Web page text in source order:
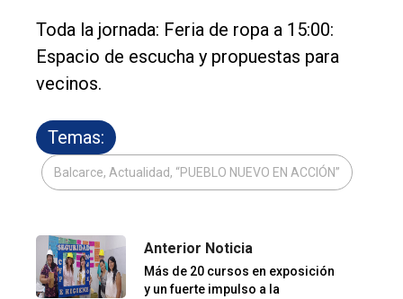
Toda la jornada: Feria de ropa a 15:00:
Espacio de escucha y propuestas para
vecinos.
Temas:
Balcarce, Actualidad, “PUEBLO NUEVO EN ACCIÓN”
Anterior Noticia
Más de 20 cursos en exposición
y un fuerte impulso a la